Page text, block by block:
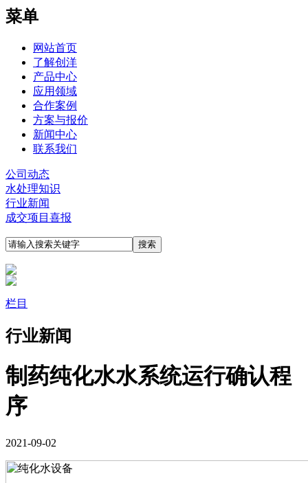
菜单
网站首页
了解创洋
产品中心
应用领域
合作案例
方案与报价
新闻中心
联系我们
公司动态
水处理知识
行业新闻
成交项目喜报
栏目
行业新闻
制药纯化水水系统运行确认程
序
2021-09-02